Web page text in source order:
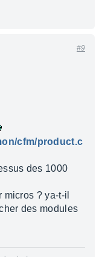
#9
cfm/product.c
des 1000
? ya-t-il
des modules